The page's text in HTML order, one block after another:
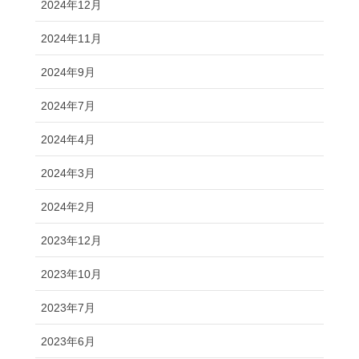
2024年12月
2024年11月
2024年9月
2024年7月
2024年4月
2024年3月
2024年2月
2023年12月
2023年10月
2023年7月
2023年6月